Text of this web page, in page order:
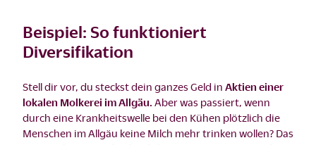
Beispiel: So funktioniert
Diversifikation
Stell dir vor, du steckst dein ganzes Geld in Aktien einer
lokalen Molkerei im Allgäu. Aber was passiert, wenn
durch eine Krankheitswelle bei den Kühen plötzlich die
Menschen im Allgäu keine Milch mehr trinken wollen? Das